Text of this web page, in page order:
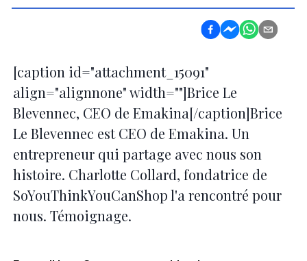
[caption id="attachment_15091"
align="alignnone" width=""]Brice Le
Blevennec, CEO de Emakina[/caption]Brice
Le Blevennec est CEO de Emakina. Un
entrepreneur qui partage avec nous son
histoire. Charlotte Collard, fondatrice de
SoYouThinkYouCanShop l'a rencontré pour
nous. Témoignage.